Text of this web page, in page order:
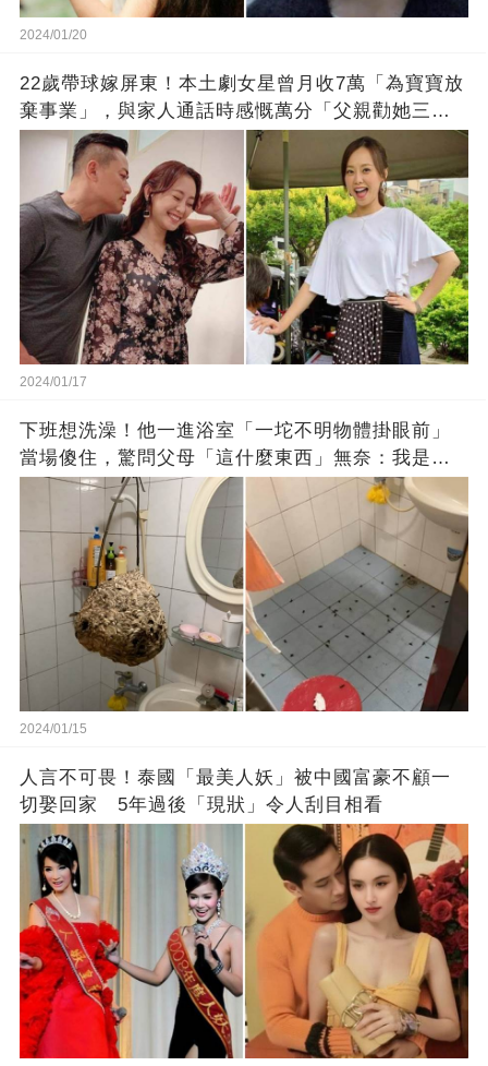
2024/01/20
22歲帶球嫁屏東！本土劇女星曾月收7萬「為寶寶放
棄事業」，與家人通話時感慨萬分「父親勸她三
思」：只有過一次眼淚
2024/01/17
下班想洗澡！他一進浴室「一坨不明物體掛眼前」
當場傻住，驚問父母「這什麼東西」無奈：我是親
生的嗎？
2024/01/15
人言不可畏！泰國「最美人妖」被中國富豪不顧一
切娶回家 5年過後「現狀」令人刮目相看